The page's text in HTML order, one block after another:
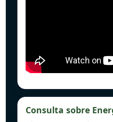
Consulta sobre